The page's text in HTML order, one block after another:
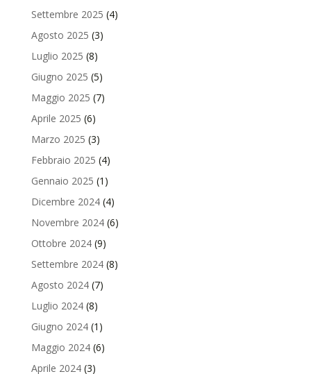
Settembre 2025 (4)
Agosto 2025 (3)
Luglio 2025 (8)
Giugno 2025 (5)
Maggio 2025 (7)
Aprile 2025 (6)
Marzo 2025 (3)
Febbraio 2025 (4)
Gennaio 2025 (1)
Dicembre 2024(4)
Novembre 2024(6)
Ottobre 2024(9)
Settembre 2024(8)
Agosto 2024(7)
Luglio 2024(8)
Giugno 2024(1)
Maggio 2024(6)
Aprile 2024(3)